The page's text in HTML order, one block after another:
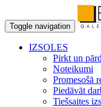
Toggle navigation
IZSOLES
Pirkt un
Noteikumi
Promesošā
Piedāvāt
Tiešsaites